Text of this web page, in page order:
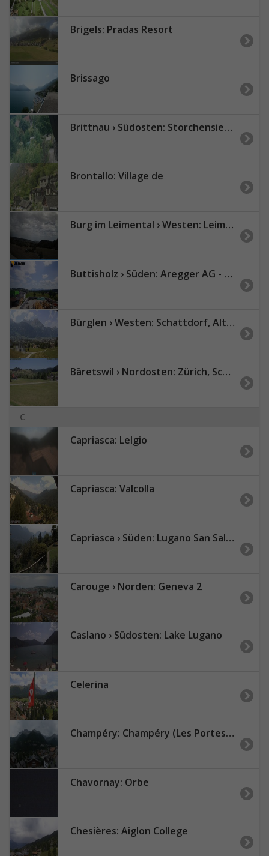
Brigels: Pradas Resort
Brissago
Brittnau › Südosten: Storchensiedlung
Brontallo: Village de
Burg im Leimental › Westen: Leimentaler Wetterstation
Buttisholz › Süden: Aregger AG - Gemeinde Buttisholz
Bürglen › Westen: Schattdorf, Altdorf - Brüsti (Surenenpass) und Gitschen
Bäretswil › Nordosten: Zürich, Schweiz: Langlaufloipe
C
Capriasca: Lelgio
Capriasca: Valcolla
Capriasca › Süden: Lugano San Salvatore
Carouge › Norden: Geneva 2
Caslano › Südosten: Lake Lugano
Celerina
Champéry: Champéry (Les Portes du Soleil)
Chavornay: Orbe
Chesières: Aiglon College